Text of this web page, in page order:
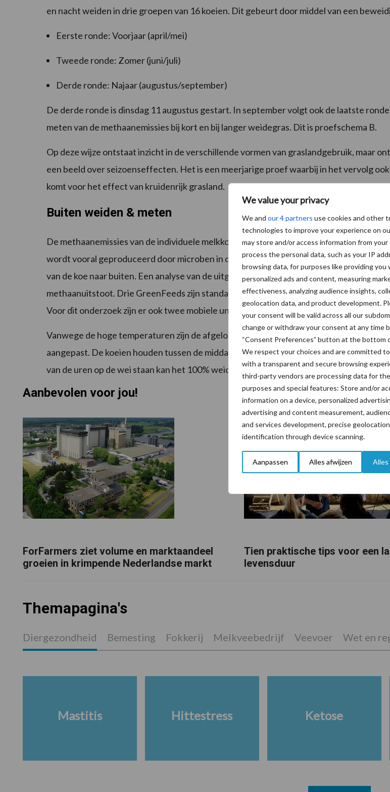
We value your privacy
We and our 4 partners use cookies and other
technologies to improve your experience on
may store and/or access information from your
process the personal data, such as your IP
browsing data, for purposes like providing you
personalized ads and content, measuring
effectiveness, analyzing audience insights,
geolocation data, and product development.
your consent will be valid across all our
change or withdraw your consent at any time
“Consent Preferences” button at the bottom
We respect your choices and are committed
with a transparent and secure browsing
third-party vendors are processing data for
purposes and special features: Store and/or
information on a device, personalized
advertising and content measurement,
and services development, precise
identification through device scanning.
Aanpassen Alles afwijzen
en nacht weiden in drie groepen van 16 koeien. Dit gebeurt door middel van een
Eerste ronde: Voorjaar (april/mei)
Tweede ronde: Zomer (juni/juli)
Derde ronde: Najaar (augustus/september)
De derde ronde is dinsdag 11 augustus gestart. In september volgt ook de laatste
meten van de methaanemissies bij kort en bij langer weidegras. Dit is proefschema B.
Op deze wijze ontstaat inzicht in de verschillende vormen van graslandgebruik, maar
een beeld over seizoenseffecten. Het is een meerjarige proef waarbij in het vervolg
komt voor het effect van kruidenrijk grasland.
Buiten weiden & meten
De methaanemissies van de individuele melkkoe worden gemeten met de GreenFeed.
wordt vooral geproduceerd door microben in de pens. Het komt voornamelijk via de neus
van de koe naar buiten. Een analyse van de uitgeademde lucht geeft een goede
methaanuitstoot. Drie GreenFeeds zijn standaard aanwezig in de voedingsstal van
Voor dit onderzoek zijn er ook twee mobiele units bij de koeien buiten geplaatst.
Vanwege de hoge temperaturen zijn de afgelopen dagen de tijden van de dag en nacht
aangepast. De koeien houden tussen de middag een aantal uren siësta in de stal.
van de uren op de wei staan kan het 100% weidegras rantsoen behouden blijven.
Aanbevolen voor jou!
ForFarmers ziet volume en marktaandeel
groeien in krimpende Nederlandse markt
Tien praktische tips voor een
levensduur
Themapagina's
Diergezondheid Bemesting Fokkerij Melkveebedrijf Veevoer Wet en
Mastitis Hittestress Ketose